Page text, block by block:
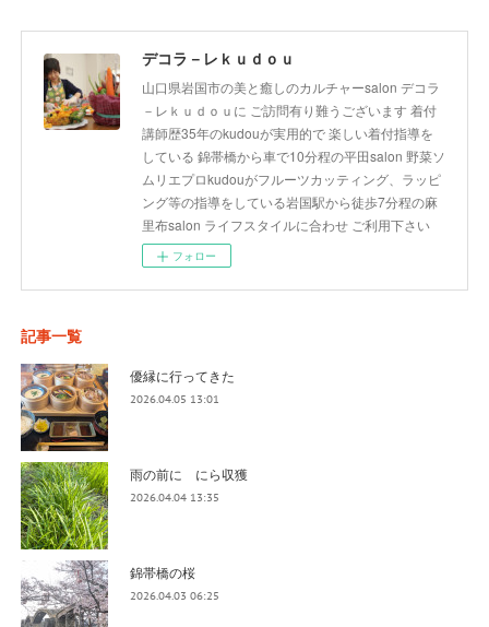
デコラ－レｋｕｄｏｕ
山口県岩国市の美と癒しのカルチャーsalon デコラ
－レｋｕｄｏｕに ご訪問有り難うございます 着付
講師歴35年のkudouが実用的で 楽しい着付指導を
している 錦帯橋から車で10分程の平田salon 野菜ソ
ムリエプロkudouがフルーツカッティング、ラッピ
ング等の指導をしている岩国駅から徒歩7分程の麻
里布salon ライフスタイルに合わせ ご利用下さい
フォロー
記事一覧
優縁に行ってきた
2026.04.05 13:01
雨の前に にら収獲
2026.04.04 13:35
錦帯橋の桜
2026.04.03 06:25